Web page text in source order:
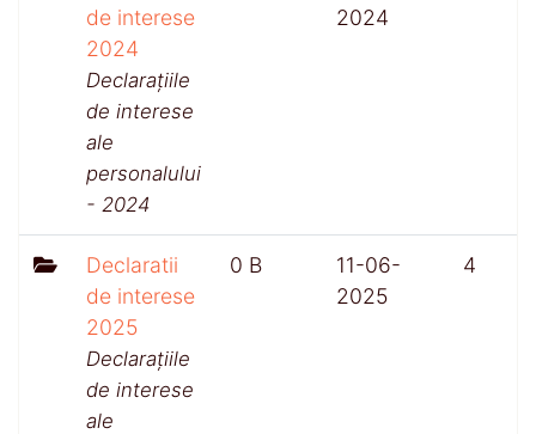
de interese
2024
Declarațiile
de interese
ale
personalului
- 2024
2024
Declaratii
de interese
2025
Declarațiile
de interese
ale
0 B
11-06-
2025
4